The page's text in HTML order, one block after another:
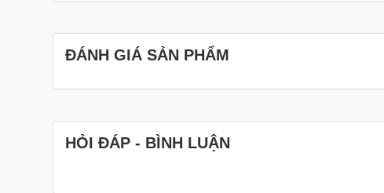
ĐÁNH GIÁ SẢN PHẨM
HỎI ĐÁP - BÌNH LUẬN